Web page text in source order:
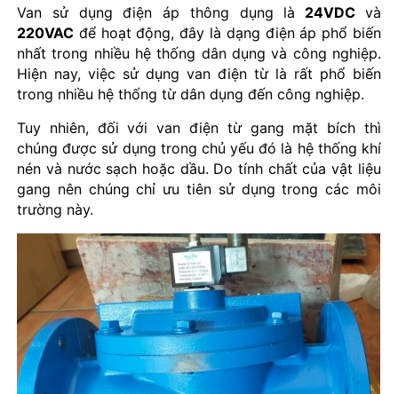
Van sử dụng điện áp thông dụng là 24VDC và
220VAC để hoạt động, đây là dạng điện áp phổ biến
nhất trong nhiều hệ thống dân dụng và công nghiệp.
Hiện nay, việc sử dụng van điện từ là rất phổ biến
trong nhiều hệ thống từ dân dụng đến công nghiệp.
Tuy nhiên, đối với van điện từ gang mặt bích thì
chúng được sử dụng trong chủ yếu đó là hệ thống khí
nén và nước sạch hoặc dầu. Do tính chất của vật liệu
gang nên chúng chỉ ưu tiên sử dụng trong các môi
trường này.